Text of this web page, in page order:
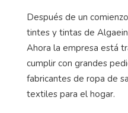
Después de un
tintes y tintas de
Ahora la empresa está
cumplir con grandes
fabricantes de ropa de
textiles para el hogar.